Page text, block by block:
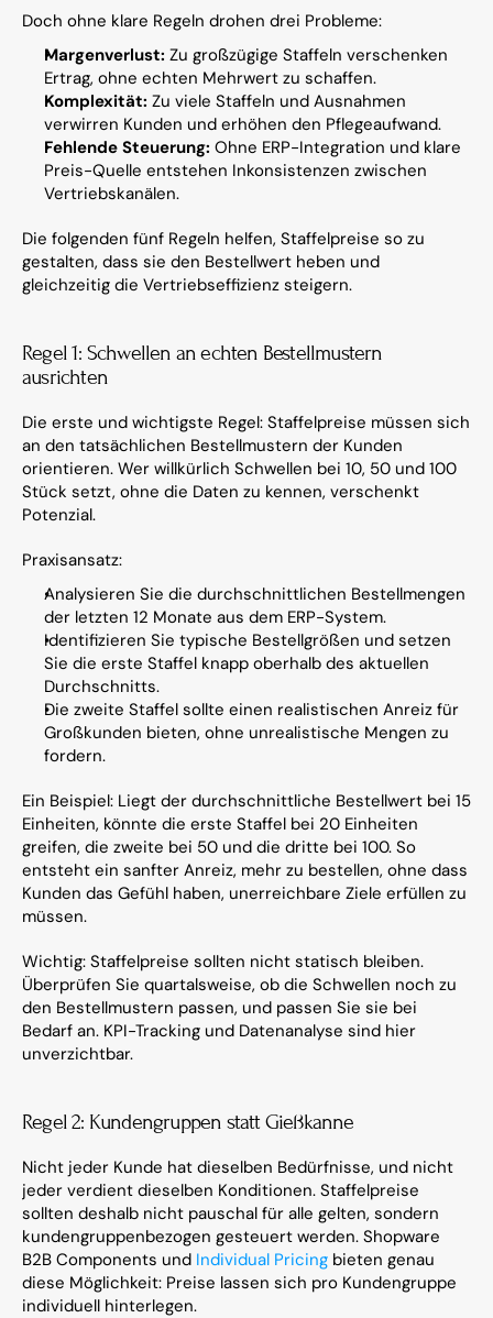
Doch ohne klare Regeln drohen drei Probleme:
Margenverlust: Zu großzügige Staffeln verschenken
Ertrag, ohne echten Mehrwert zu schaffen.
Komplexität: Zu viele Staffeln und Ausnahmen
verwirren Kunden und erhöhen den Pflegeaufwand.
Fehlende Steuerung: Ohne ERP-Integration und klare
Preis-Quelle entstehen Inkonsistenzen zwischen
Vertriebskanälen.
Die folgenden fünf Regeln helfen, Staffelpreise so zu
gestalten, dass sie den Bestellwert heben und
gleichzeitig die Vertriebseffizienz steigern.
Regel 1: Schwellen an echten Bestellmustern
ausrichten
Die erste und wichtigste Regel: Staffelpreise müssen sich
an den tatsächlichen Bestellmustern der Kunden
orientieren. Wer willkürlich Schwellen bei 10, 50 und 100
Stück setzt, ohne die Daten zu kennen, verschenkt
Potenzial.
Praxisansatz:
Analysieren Sie die durchschnittlichen Bestellmengen
der letzten 12 Monate aus dem ERP-System.
Identifizieren Sie typische Bestellgrößen und setzen
Sie die erste Staffel knapp oberhalb des aktuellen
Durchschnitts.
Die zweite Staffel sollte einen realistischen Anreiz für
Großkunden bieten, ohne unrealistische Mengen zu
fordern.
Ein Beispiel: Liegt der durchschnittliche Bestellwert bei 15
Einheiten, könnte die erste Staffel bei 20 Einheiten
greifen, die zweite bei 50 und die dritte bei 100. So
entsteht ein sanfter Anreiz, mehr zu bestellen, ohne dass
Kunden das Gefühl haben, unerreichbare Ziele erfüllen zu
müssen.
Wichtig: Staffelpreise sollten nicht statisch bleiben.
Überprüfen Sie quartalsweise, ob die Schwellen noch zu
den Bestellmustern passen, und passen Sie sie bei
Bedarf an. KPI-Tracking und Datenanalyse sind hier
unverzichtbar.
Regel 2: Kundengruppen statt Gießkanne
Nicht jeder Kunde hat dieselben Bedürfnisse, und nicht
jeder verdient dieselben Konditionen. Staffelpreise
sollten deshalb nicht pauschal für alle gelten, sondern
kundengruppenbezogen gesteuert werden. Shopware
B2B Components und Individual Pricing bieten genau
diese Möglichkeit: Preise lassen sich pro Kundengruppe
individuell hinterlegen.